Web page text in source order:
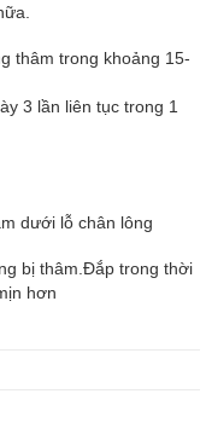
thâm trong khoảng 15-
3 lần liên tục trong 1
dưới lỗ chân lông
bị thâm.Đắp trong thời
hơn
Dump Test
the psychological